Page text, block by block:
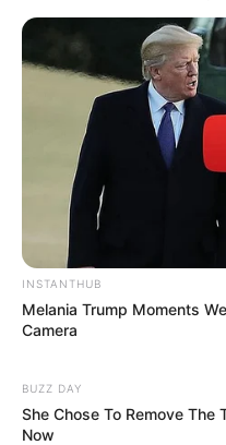
INSTANTHUB
Melania Trump Moments
Camera
BUZZ DAY
She Chose To Remove The
Now